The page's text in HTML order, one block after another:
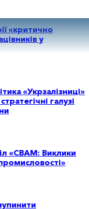
«критично
у
«Укрзалізниці»
галузі
«CBAM: Виклики